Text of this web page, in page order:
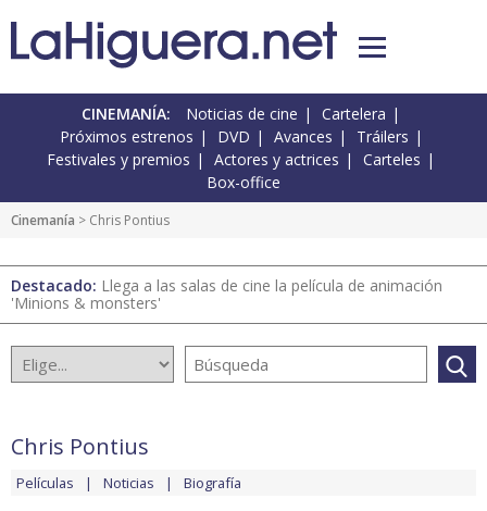
CINEMANÍA: Noticias de cine
Cartelera
Próximos estrenos
DVD Avances
Tráilers
Festivales y premios
Actores y actrices
Carteles
Box-office
Cinemanía > Chris Pontius
Destacado: Llega a las salas de cine la película de animación
'Minions & monsters'
Chris Pontius
Películas Noticias Biografía